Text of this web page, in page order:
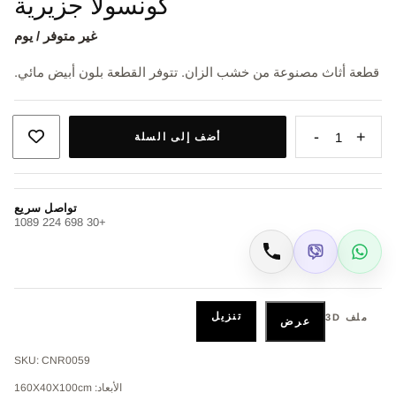
كونسولا جزيرية
غير متوفر / يوم
قطعة أثاث مصنوعة من خشب الزان. تتوفر القطعة بلون أبيض مائي.
+
1
- أضف إلى السلة
تواصل سريع
+30 698 224 1089
WhatsApp
Viber اتصال
ملف 3D عرض تنزيل
SKU: CNR0059
الأبعاد: 160Χ40Χ100cm